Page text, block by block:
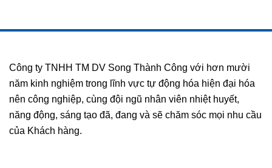
Công ty TNHH TM DV Song Thành Công với hơn mười
năm kinh nghiệm trong lĩnh vực tự động hóa hiện đại hóa
nên công nghiệp, cùng đội ngũ nhân viên nhiệt huyết,
năng động, sáng tạo đã, đang và sẽ chăm sóc mọi nhu cầu
của Khách hàng.